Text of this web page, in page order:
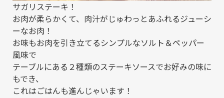
サガリステーキ！
お肉が柔らかくて、肉汁がじゅわっとあふれるジューシ
ーなお肉！
お味もお肉を引き立てるシンプルなソルト＆ペッパー
風味で
テーブルにある２種類のステーキソースでお好みの味に
もでき、
これはごはんも進んじゃいます！